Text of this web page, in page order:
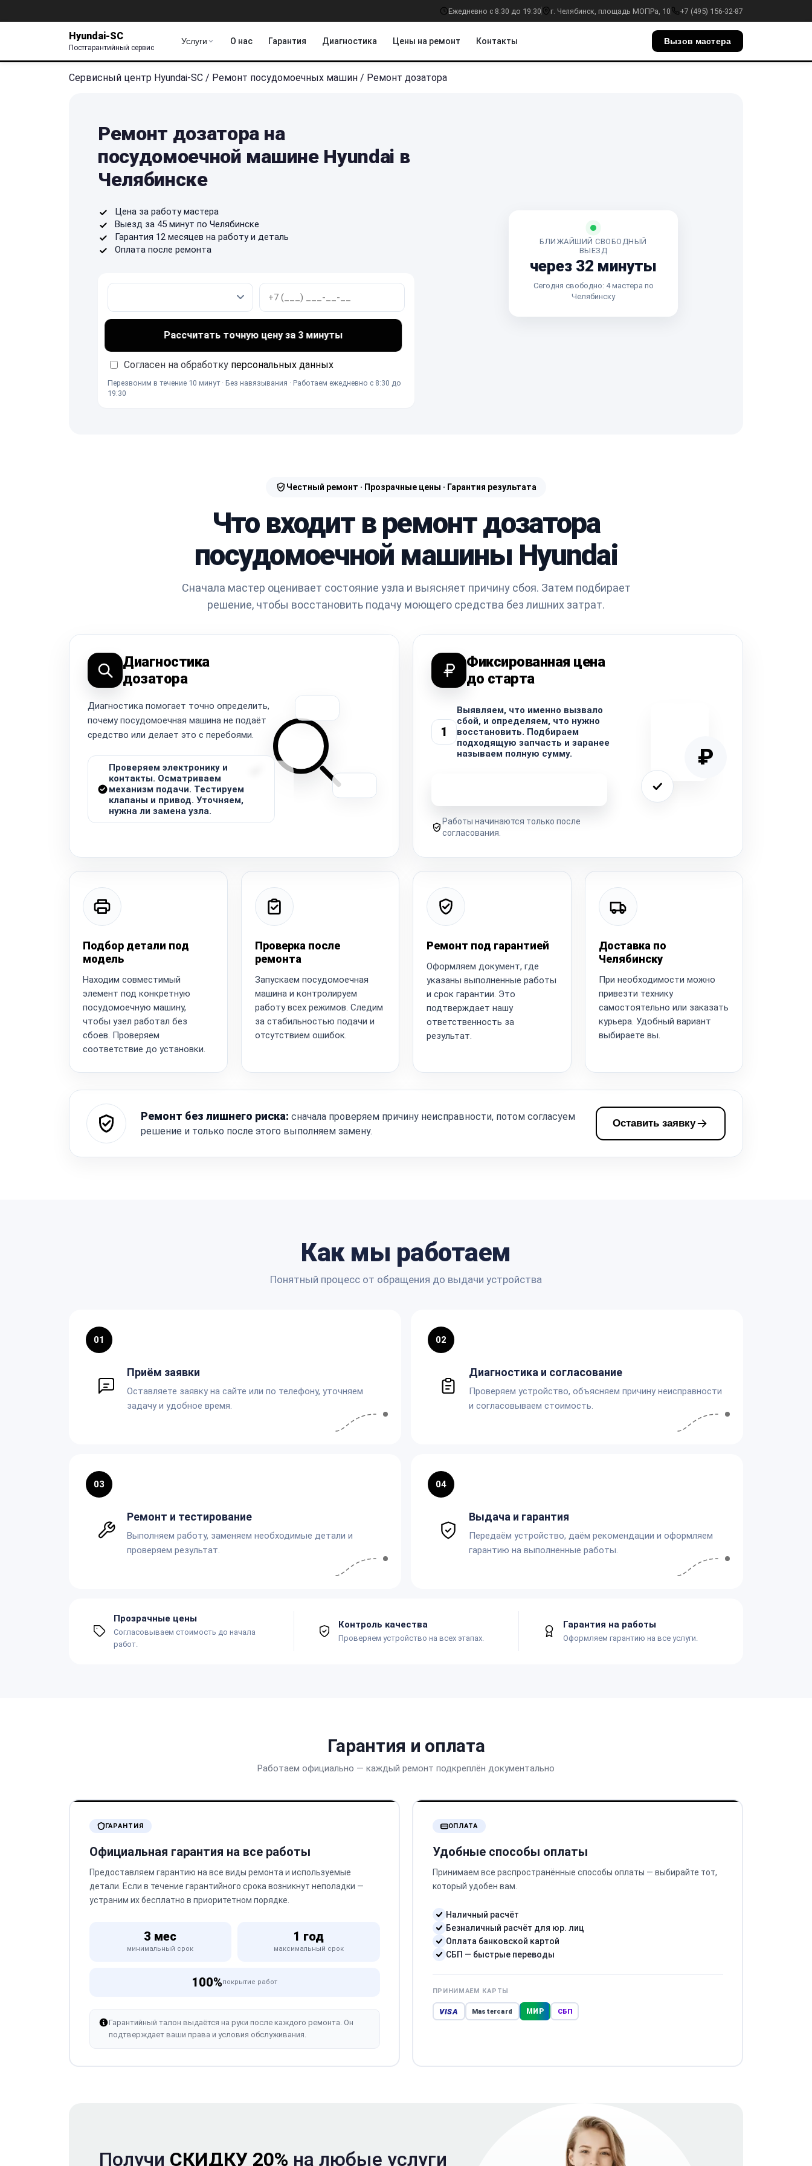
Ежедневно с 8:30 до 19:30 г. Челябинск, площадь МОПРа, 10 +7 (495) 156-32-87
Hyundai-SC
Постгарантийный сервис
Услуги О нас Гарантия Диагностика Цены на ремонт Контакты Вызов мастера
Сервисный центр Hyundai-SC / Ремонт посудомоечных машин / Ремонт дозатора
Ремонт дозатора на
посудомоечной машине Hyundai в
Челябинске
Цена за работу мастера
Выезд за 45 минут по Челябинске
Гарантия 12 месяцев на работу и деталь
Оплата после ремонта
Рассчитать точную цену за 3 минуты
Согласен на обработку персональных данных
Перезвоним в течение 10 минут · Без навязывания · Работаем ежедневно с 8:30 до
19:30
БЛИЖАЙШИЙ СВОБОДНЫЙ
ВЫЕЗД
через 32 минуты
Сегодня свободно: 4 мастера по
Челябинску
Честный ремонт · Прозрачные цены · Гарантия результата
Что входит в ремонт дозатора
посудомоечной машины Hyundai
Сначала мастер оценивает состояние узла и выясняет причину сбоя. Затем подбирает
решение, чтобы восстановить подачу моющего средства без лишних затрат.
Диагностика
дозатора
Диагностика помогает точно определить,
почему посудомоечная машина не подаёт
средство или делает это с перебоями.
Проверяем электронику и
контакты. Осматриваем
механизм подачи. Тестируем
клапаны и привод. Уточняем,
нужна ли замена узла.
Фиксированная цена
до старта
1
Выявляем, что именно вызвало
сбой, и определяем, что нужно
восстановить. Подбираем
подходящую запчасть и заранее
называем полную сумму.
Работы начинаются только после
согласования.
₽
Подбор детали под
модель
Находим совместимый
элемент под конкретную
посудомоечную машину,
чтобы узел работал без
сбоев. Проверяем
соответствие до установки.
Проверка после
ремонта
Запускаем посудомоечная
машина и контролируем
работу всех режимов. Следим
за стабильностью подачи и
отсутствием ошибок.
Ремонт под гарантией
Оформляем документ, где
указаны выполненные работы
и срок гарантии. Это
подтверждает нашу
ответственность за
результат.
Доставка по
Челябинску
При необходимости можно
привезти технику
самостоятельно или заказать
курьера. Удобный вариант
выбираете вы.
Ремонт без лишнего риска: сначала проверяем причину неисправности, потом согласуем
решение и только после этого выполняем замену.
Оставить заявку
Как мы работаем
Понятный процесс от обращения до выдачи устройства
01
Приём заявки
Оставляете заявку на сайте или по телефону, уточняем
задачу и удобное время.
02
Диагностика и согласование
Проверяем устройство, объясняем причину неисправности
и согласовываем стоимость.
03
Ремонт и тестирование
Выполняем работу, заменяем необходимые детали и
проверяем результат.
04
Выдача и гарантия
Передаём устройство, даём рекомендации и оформляем
гарантию на выполненные работы.
Прозрачные цены
Согласовываем стоимость до начала
работ.
Контроль качества
Проверяем устройство на всех этапах.
Гарантия на работы
Оформляем гарантию на все услуги.
Гарантия и оплата
Работаем официально — каждый ремонт подкреплён документально
ГАРАНТИЯ
Официальная гарантия на все работы
Предоставляем гарантию на все виды ремонта и используемые
детали. Если в течение гарантийного срока возникнут неполадки —
устраним их бесплатно в приоритетном порядке.
3 мес
минимальный срок
1 год
максимальный срок
100%покрытие работ
Гарантийный талон выдаётся на руки после каждого ремонта. Он
подтверждает ваши права и условия обслуживания.
ОПЛАТА
Удобные способы оплаты
Принимаем все распространённые способы оплаты — выбирайте тот,
который удобен вам.
Наличный расчёт
Безналичный расчёт для юр. лиц
Оплата банковской картой
СБП — быстрые переводы
ПРИНИМАЕМ КАРТЫ
VISA Mastercard МИР СБП
Получи СКИДКУ 20% на любые услуги